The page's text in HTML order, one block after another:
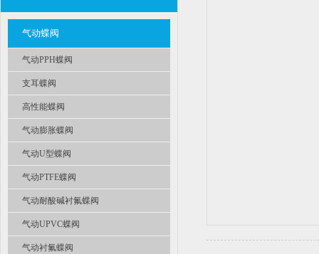
气动蝶阀
气动PPH蝶阀
支耳蝶阀
高性能蝶阀
气动膨胀蝶阀
气动U型蝶阀
气动PTFE蝶阀
气动耐酸碱衬氟蝶阀
气动UPVC蝶阀
气动衬氟蝶阀